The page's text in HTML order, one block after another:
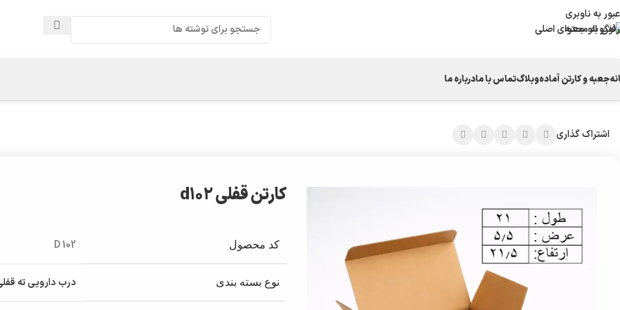
عبور به ناوبری
رفتن به محتوای اصلی
جعبه و کارتن آمادهوبلاگتماس با مادرباره ما
اشتراک گذاری
کارتن قفلی d102
کد محصول D 102
نوع بسته بندی درب دارویی ته